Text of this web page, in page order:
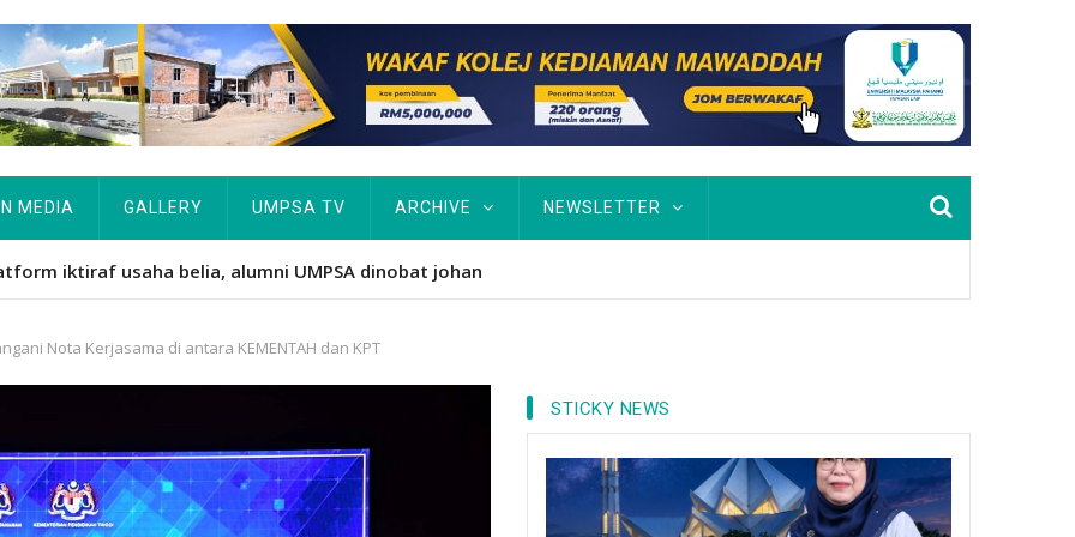
IN MEDIA GALLERY UMPSA TV ARCHIVE NEWSLETTER
TERIMA 1,045 PELAJAR BAHARU
Nota Kerjasama di antara KEMENTAH dan KPT
STICKY NEWS